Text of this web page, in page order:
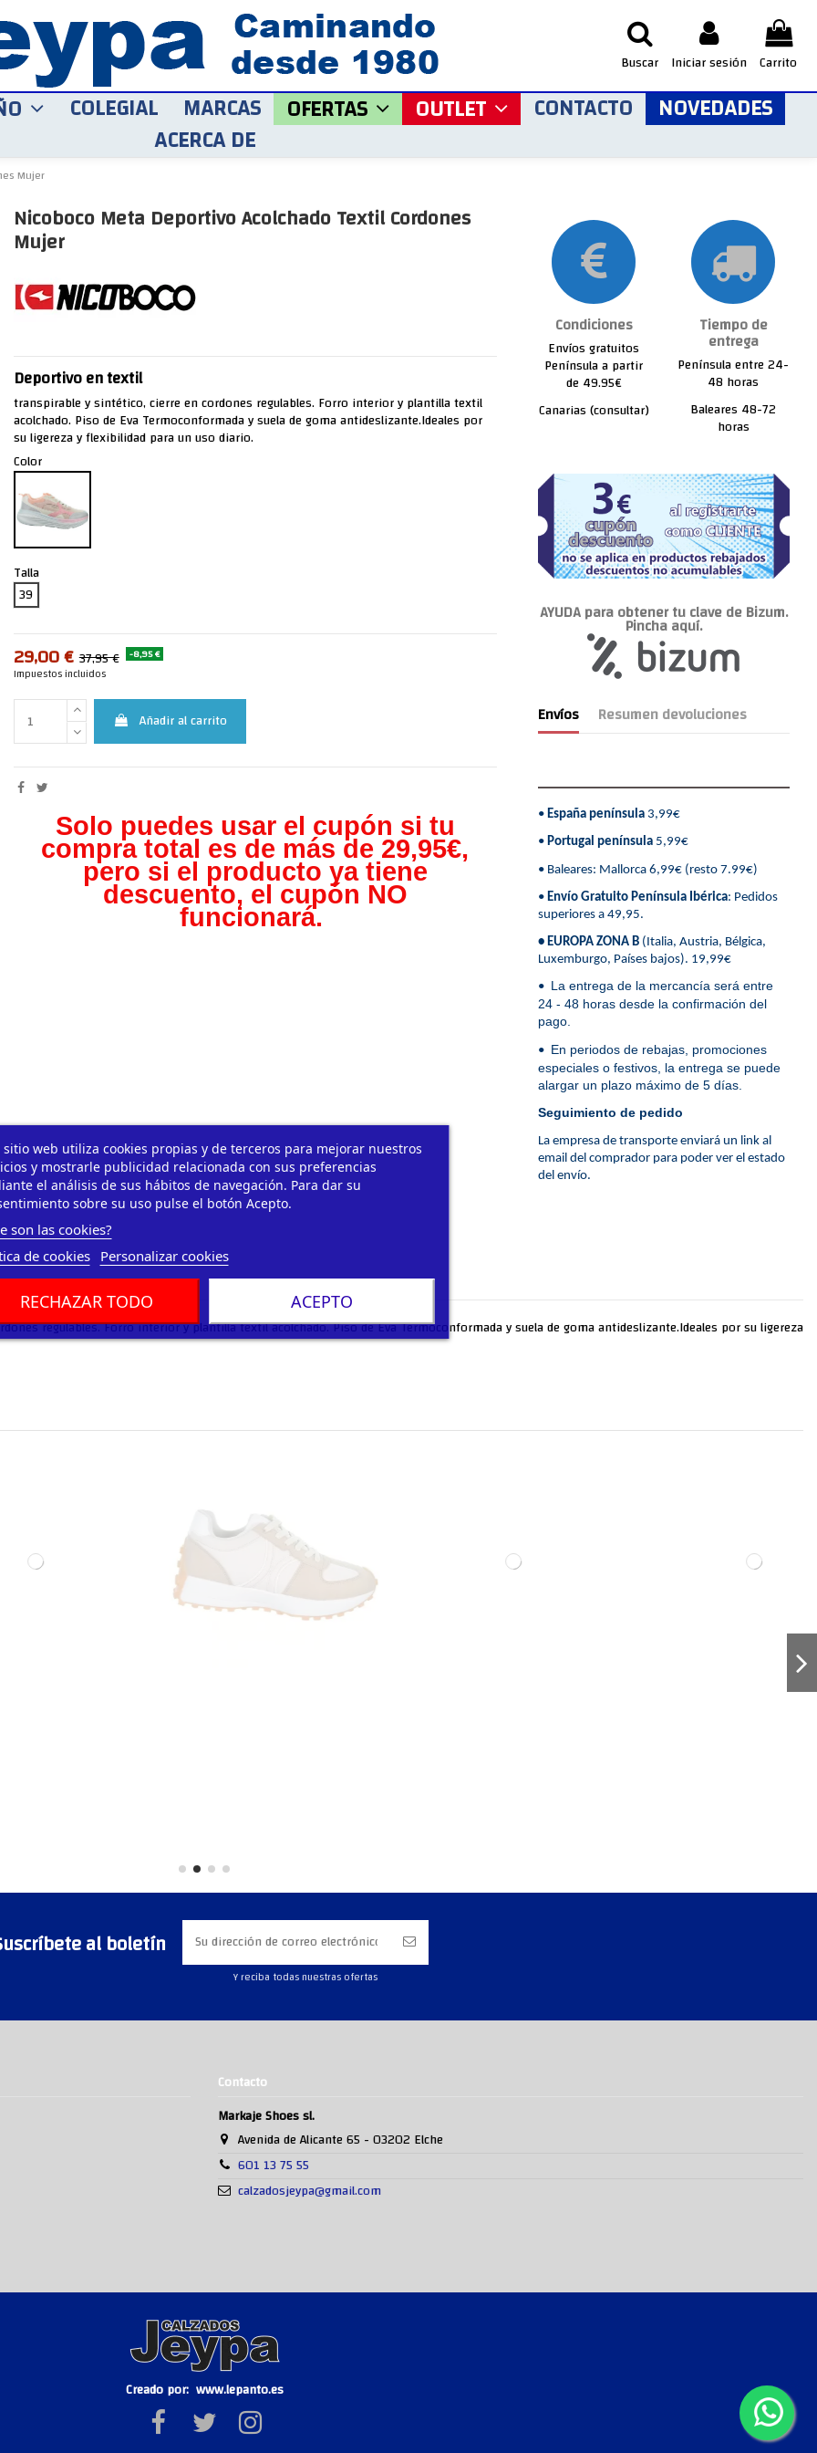
Buscar Iniciar sesión Carrito
sitio web utiliza cookies propias y de terceros para mejorar nuestros
y mostrarle publicidad relacionada con sus preferencias
el análisis de sus hábitos de navegación. Para dar su
sobre su uso pulse el botón Acepto.
son las cookies?
de cookies
Personalizar cookies
RECHAZAR TODO ACEPTO
COLEGIAL MARCAS OFERTAS OUTLET CONTACTO NOVEDADES
ACERCA DE
Mujer
Nicoboco Meta Deportivo Acolchado Textil Cordones
Mujer
Deportivo en textil
transpirable y sintético, cierre en cordones regulables. Forro interior y plantilla textil
acolchado. Piso de Eva Termoconformada y suela de goma antideslizante.Ideales por
su ligereza y flexibilidad para un uso diario.
Color
Talla
39
29,00 € 37,95 € -8,95 €
Impuestos incluidos
Añadir al carrito
Solo puedes usar el cupón si tu
compra total es de más de 29,95€,
pero si el producto ya tiene
descuento, el cupón NO
funcionará.
Condiciones
Envíos gratuitos
Península a partir
de 49.95€
Canarias (consultar)
Tiempo de
entrega
Península entre 24-
48 horas
Baleares 48-72
horas
AYUDA para obtener tu clave de Bizum.
Pincha aquí.
Envíos Resumen devoluciones
• España península3,99€
• Portugal península5,99€
• Baleares: Mallorca 6,99€ (resto 7.99€)
• Envío Gratuito Península Ibérica: Pedidos
superiores a 49,95.
• EUROPA ZONA B(Italia, Austria, Bélgica,
Luxemburgo, Países bajos). 19,99€
• La entrega de la mercancía será entre
24 - 48 horas desde la confirmación del
pago.
• En periodos de rebajas, promociones
especiales o festivos, la entrega se puede
alargar un plazo máximo de 5 días.
Seguimiento de pedido
La empresa de transporte enviará un link al
email del comprador para poder ver el estado
del envío.
regulables. Forro interior y plantilla textil acolchado. Piso de Eva Termoconformada y suela de goma antideslizante.Ideales por su ligereza
al boletín
Y reciba todas nuestras ofertas
Contacto
Markaje Shoes sl.
Avenida de Alicante 65 - 03202 Elche
601 13 75 55
calzadosjeypa@gmail.com
Creado por: www.lepanto.es